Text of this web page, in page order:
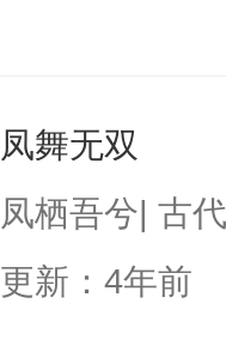
凤舞无双
凤栖吾兮| 古
更新：4年前